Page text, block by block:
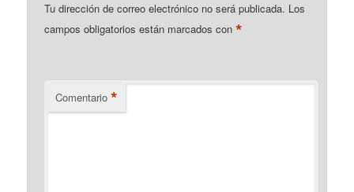
Tu dirección de correo electrónico no será publicada. Los
campos obligatorios están marcados con*
Comentario *